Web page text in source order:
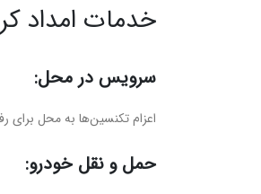
خدمات امداد
سرویس در محل:
اعزام تکنسین‌ها به محل برای
حمل و نقل خودرو: